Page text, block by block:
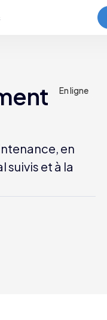
En ligne
en
suivis et à la